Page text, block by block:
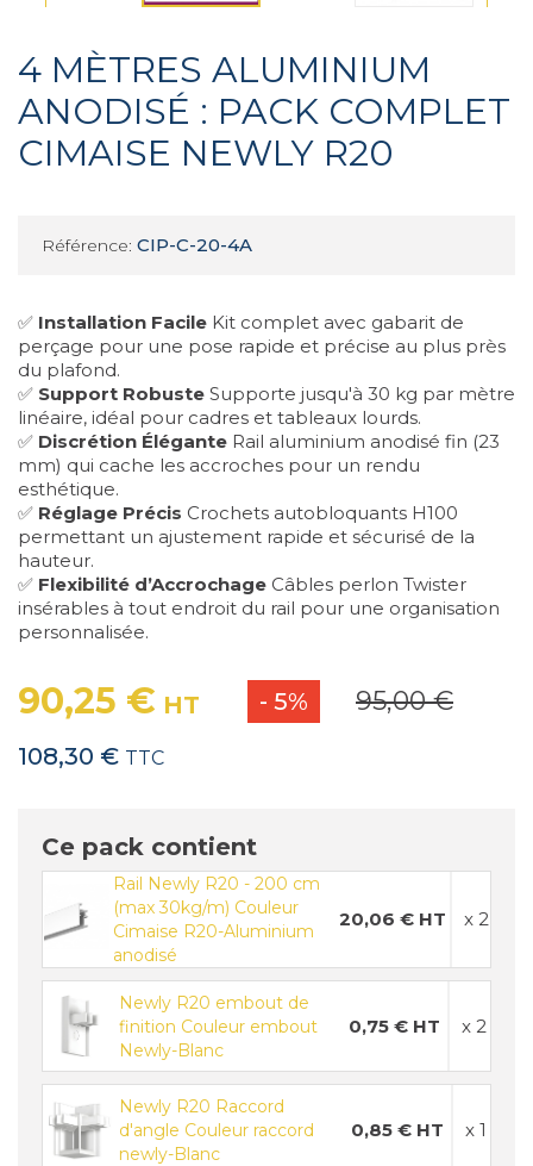
4 MÈTRES ALUMINIUM
ANODISÉ : PACK COMPLET
CIMAISE NEWLY R20
Référence: CIP-C-20-4A
✅ Installation Facile Kit complet avec gabarit de
perçage pour une pose rapide et précise au plus près
du plafond.
✅ Support Robuste Supporte jusqu'à 30 kg par mètre
linéaire, idéal pour cadres et tableaux lourds.
✅ Discrétion Élégante Rail aluminium anodisé fin (23
mm) qui cache les accroches pour un rendu
esthétique.
✅ Réglage Précis Crochets autobloquants H100
permettant un ajustement rapide et sécurisé de la
hauteur.
✅ Flexibilité d’Accrochage Câbles perlon Twister
insérables à tout endroit du rail pour une organisation
personnalisée.
90,25 € HT - 5% 95,00 €
108,30 € TTC
Ce pack contient
Rail Newly R20 - 200 cm
(max 30kg/m) Couleur
Cimaise R20-Aluminium
anodisé
20,06 € HT x 2
Newly R20 embout de
finition Couleur embout
Newly-Blanc
0,75 € HT x 2
Newly R20 Raccord
d'angle Couleur raccord
newly-Blanc
0,85 € HT x 1